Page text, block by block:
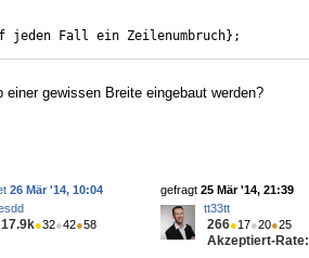
Fall ein Zeilenumbruch} ;
gewissen Breite eingebaut werden?
gefragt 25 Mär '14, 21:39
tt33tt
266●17●20●25
Akzeptiert-Rate:
26 Mär '14, 10:04
17.9k●32●42●58